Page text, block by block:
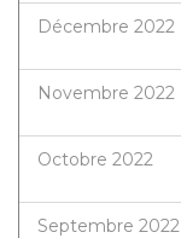
Décembre 2022
Novembre 2022
Octobre 2022
Septembre 2022